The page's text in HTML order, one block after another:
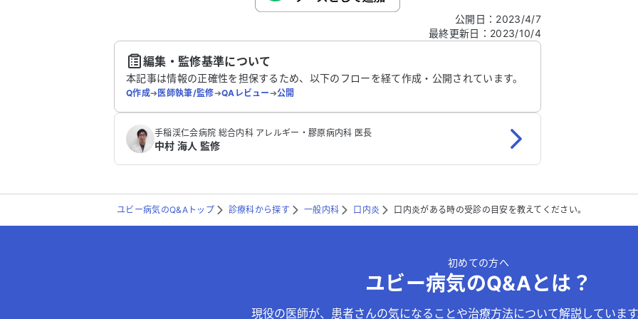
公開日 ： 2023/4/7
最終更新日 ： 2023/10/4
編集・監修基準について
本記事は情報の正確性を担保するため、以下のフローを経て作成・公開されています。
Q作成➔医師執筆/監修➔QAレビュー➔公開
手稲渓仁会病院 総合内科 アレルギー・膠原病内科 医長
中村 海人 監修
ユビー病気のQ&Aトップ 診療科から探す 一般内科 口内炎 口内炎がある時の受診の目安を教えてください。
初めての方へ
ユビー病気のQ&Aとは？
現役の医師が、患者さんの気になることや治療方法について解説していま